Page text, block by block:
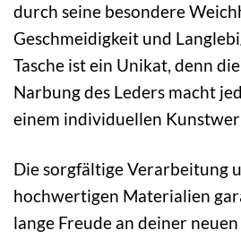
durch seine besondere
Geschmeidigkeit und
Tasche ist ein Unikat, denn
Narbung des Leders macht
einem individuellen
Die sorgfältige Verarbeitung
hochwertigen Materialien
lange Freude an deiner